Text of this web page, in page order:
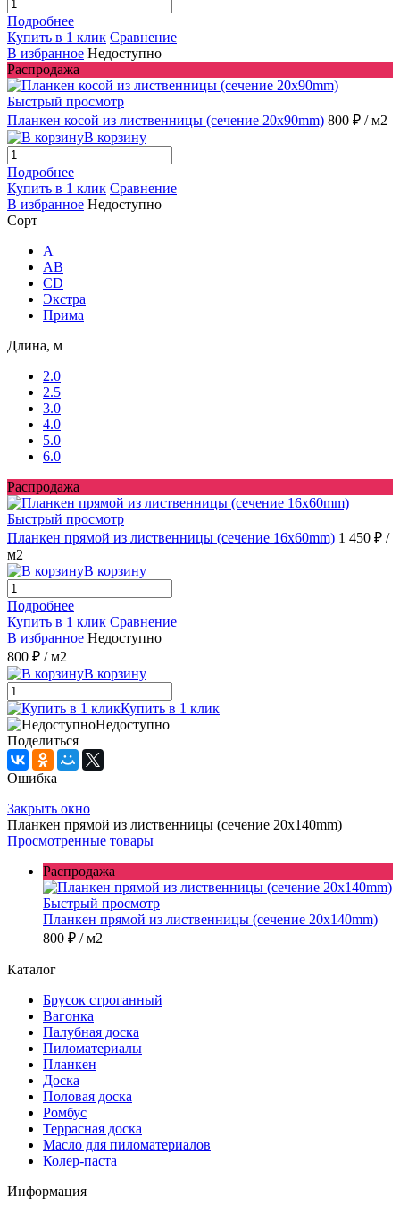
Подробнее
Купить в 1 клик Сравнение
В избранное Недоступно
Распродажа
Быстрый просмотр
Планкен косой из лиственницы (сечение 20x90mm) 800 ₽ / м2
В корзину
Подробнее
Купить в 1 клик Сравнение
В избранное Недоступно
Сорт
A
AB
CD
Экстра
Прима
Длина, м
2.0
2.5
3.0
4.0
5.0
6.0
Распродажа
Быстрый просмотр
Планкен прямой из лиственницы (сечение 16х60mm) 1 450 ₽ /
м2
В корзину
Подробнее
Купить в 1 клик Сравнение
В избранное Недоступно
800 ₽ / м2
В корзину
Купить в 1 клик
Недоступно
Поделиться
Ошибка
Закрыть окно
Планкен прямой из лиственницы (сечение 20х140mm)
Просмотренные товары
Распродажа
Быстрый просмотр
Планкен прямой из лиственницы (сечение 20х140mm)
800 ₽ / м2
Каталог
Брусок строганный
Вагонка
Палубная доска
Пиломатериалы
Планкен
Доска
Половая доска
Ромбус
Террасная доска
Масло для пиломатериалов
Колер-паста
Информация